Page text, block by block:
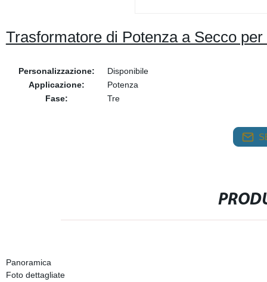
Trasformatore di Potenza a Secco
Personalizzazione:
Disponibile
Applicazione:
Potenza
Fase:
Tre
Panoramica
Foto dettagliate